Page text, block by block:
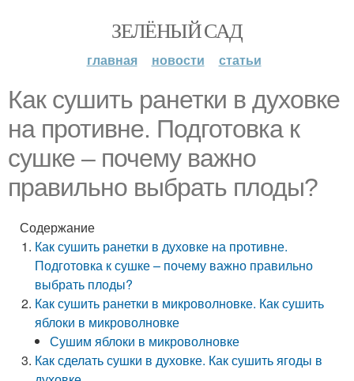
ЗЕЛЁНЫЙ САД
главная новости статьи
Как сушить ранетки в духовке
на противне. Подготовка к
сушке – почему важно
правильно выбрать плоды?
Содержание
Как сушить ранетки в духовке на противне.
Подготовка к сушке – почему важно правильно
выбрать плоды?
Как сушить ранетки в микроволновке. Как сушить
яблоки в микроволновке
Сушим яблоки в микроволновке
Как сделать сушки в духовке. Как сушить ягоды в